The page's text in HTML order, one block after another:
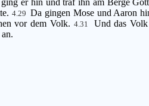
4.29 Da gingen Mose und Aaron
vor dem Volk. 4.31
Und das